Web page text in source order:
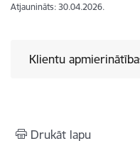
Atjaunināts: 30.04.2026.
Klientu
Drukāt lapu